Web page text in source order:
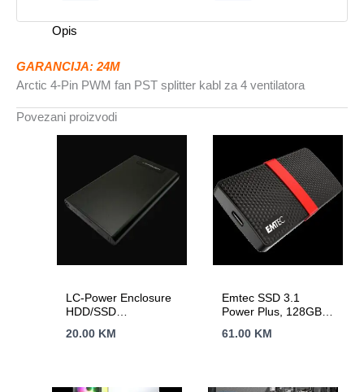
kabl
4
ventilator
količina
Opis
GARANCIJA: 24M
Arctic 4-Pin PWM fan PST splitter kabl za 4 ventilatora
Povezani proizvodi
LC-Power Enclosure
HDD/SSD
kuciste za 2.5″Brz
20.00 KM
Emtec SSD 3.1
Power Plus, 128GB
61.00 KM